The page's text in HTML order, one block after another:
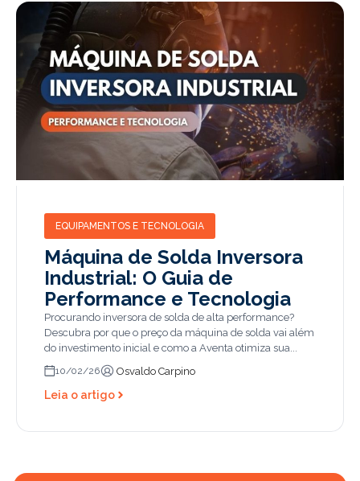
EQUIPAMENTOS E TECNOLOGIA
Máquina de Solda Inversora
Industrial: O Guia de
Performance e Tecnologia
Procurando inversora de solda de alta performance?
Descubra por que o preço da máquina de solda vai além
do investimento inicial e como a Aventa otimiza sua...
10/02/26 Osvaldo Carpino
Leia o artigo